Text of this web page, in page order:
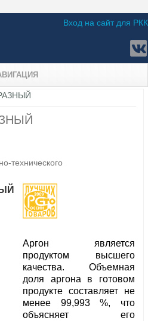
Вход на сайт для РКК
технического
Аргон является
продуктом высшего
качества. Объемная
доля аргона в готовом
продукте составляет не
менее 99,993 %, что
объясняет его